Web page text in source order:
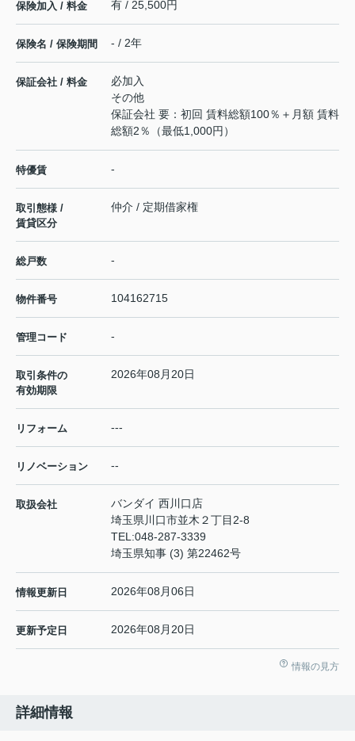
保険加入 / 料金 有 / 25,500円
保険名 / 保険期間 - / 2年
保証会社 / 料金
必加入
その他
保証会社 要：初回 賃料総額100％＋月額 賃料
総額2％（最低1,000円）
特優賃 -
取引態様 /
賃貸区分
仲介 / 定期借家権
総戸数 -
物件番号 104162715
管理コード -
取引条件の
有効期限
2026年08月20日
リフォーム ---
リノベーション --
取扱会社
バンダイ 西川口店
埼玉県川口市並木２丁目2-8
TEL:048-287-3339
埼玉県知事 (3) 第22462号
情報更新日 2026年08月06日
更新予定日 2026年08月20日
情報の見方
詳細情報